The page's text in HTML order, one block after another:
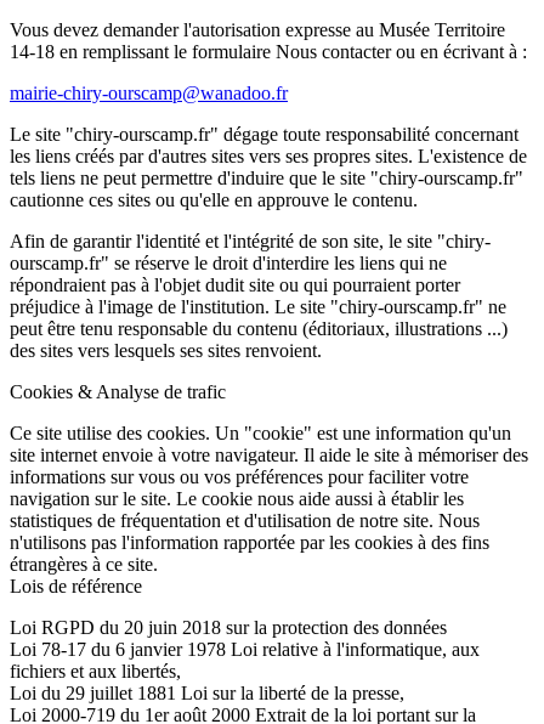
Vous devez demander l'autorisation expresse au Musée Territoire
14-18 en remplissant le formulaire Nous contacter ou en écrivant à :
mairie-chiry-ourscamp@wanadoo.fr
Le site "chiry-ourscamp.fr" dégage toute responsabilité concernant
les liens créés par d'autres sites vers ses propres sites. L'existence de
tels liens ne peut permettre d'induire que le site "chiry-ourscamp.fr"
cautionne ces sites ou qu'elle en approuve le contenu.
Afin de garantir l'identité et l'intégrité de son site, le site "chiry-
ourscamp.fr" se réserve le droit d'interdire les liens qui ne
répondraient pas à l'objet dudit site ou qui pourraient porter
préjudice à l'image de l'institution. Le site "chiry-ourscamp.fr" ne
peut être tenu responsable du contenu (éditoriaux, illustrations ...)
des sites vers lesquels ses sites renvoient.
Cookies & Analyse de trafic
Ce site utilise des cookies. Un "cookie" est une information qu'un
site internet envoie à votre navigateur. Il aide le site à mémoriser des
informations sur vous ou vos préférences pour faciliter votre
navigation sur le site. Le cookie nous aide aussi à établir les
statistiques de fréquentation et d'utilisation de notre site. Nous
n'utilisons pas l'information rapportée par les cookies à des fins
étrangères à ce site.
Lois de référence
Loi RGPD du 20 juin 2018 sur la protection des données
Loi 78-17 du 6 janvier 1978 Loi relative à l'informatique, aux
fichiers et aux libertés,
Loi du 29 juillet 1881 Loi sur la liberté de la presse,
Loi 2000-719 du 1er août 2000 Extrait de la loi portant sur la